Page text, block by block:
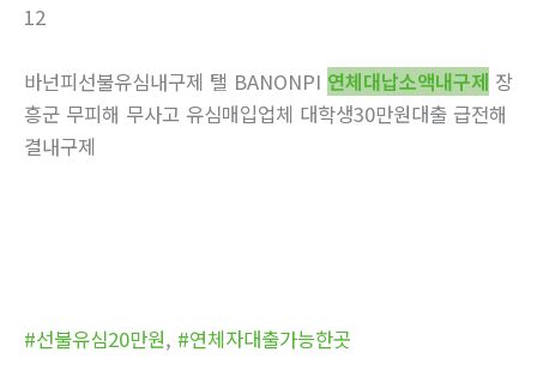
12
바넌피선불유심내구제 탤 BANONPI 연체대납소액내구제 장
흥군 무피해 무사고 유심매입업체 대학생30만원대출 급전해
결내구제
#선불유심20만원, #연체자대출가능한곳